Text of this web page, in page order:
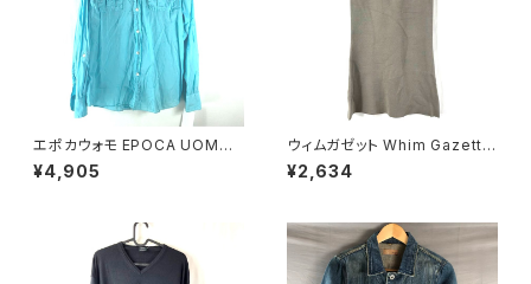
エポカウォモ EPOCA UOMO
シャツ 長袖 綿100％ 水色 48
サイズ 921476
¥4,905
ウィムガゼット Whim Gazette
スカート ロング フレア 無地 レ
ーヨン ウエストゴム ベージュ系
¥2,634